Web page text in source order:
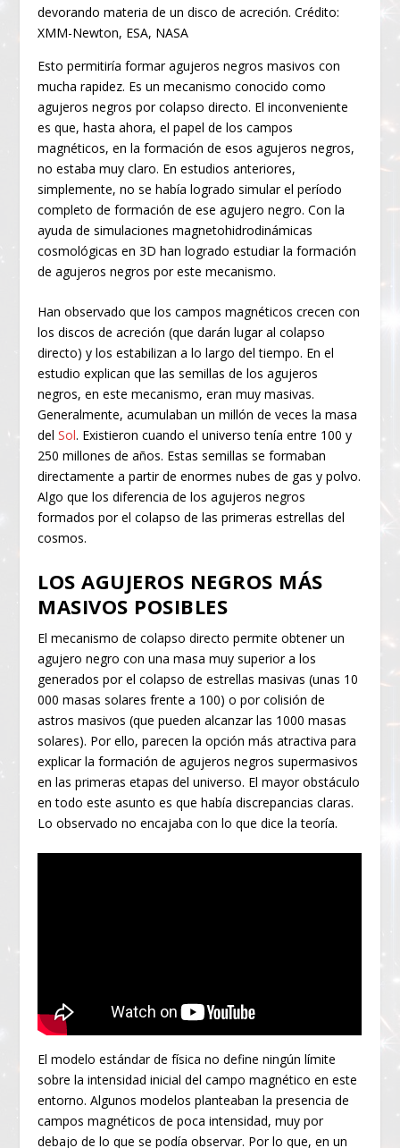
devorando materia de un disco de acreción. Crédito:
XMM-Newton, ESA, NASA
Esto permitiría formar agujeros negros masivos con
mucha rapidez. Es un mecanismo conocido como
agujeros negros por colapso directo. El inconveniente
es que, hasta ahora, el papel de los campos
magnéticos, en la formación de esos agujeros negros,
no estaba muy claro. En estudios anteriores,
simplemente, no se había logrado simular el período
completo de formación de ese agujero negro. Con la
ayuda de simulaciones magnetohidrodinámicas
cosmológicas en 3D han logrado estudiar la formación
de agujeros negros por este mecanismo.
Han observado que los campos magnéticos crecen con
los discos de acreción (que darán lugar al colapso
directo) y los estabilizan a lo largo del tiempo. En el
estudio explican que las semillas de los agujeros
negros, en este mecanismo, eran muy masivas.
Generalmente, acumulaban un millón de veces la masa
delSol. Existieron cuando el universo tenía entre 100 y
250 millones de años. Estas semillas se formaban
directamente a partir de enormes nubes de gas y polvo.
Algo que los diferencia de los agujeros negros
formados por el colapso de las primeras estrellas del
cosmos.
LOS AGUJEROS NEGROS MÁS
MASIVOS POSIBLES
El mecanismo de colapso directo permite obtener un
agujero negro con una masa muy superior a los
generados por el colapso de estrellas masivas (unas 10
000 masas solares frente a 100) o por colisión de
astros masivos (que pueden alcanzar las 1000 masas
solares). Por ello, parecen la opción más atractiva para
explicar la formación de agujeros negros supermasivos
en las primeras etapas del universo. El mayor obstáculo
en todo este asunto es que había discrepancias claras.
Lo observado no encajaba con lo que dice la teoría.
El modelo estándar de física no define ningún límite
sobre la intensidad inicial del campo magnético en este
entorno. Algunos modelos planteaban la presencia de
campos magnéticos de poca intensidad, muy por
debajo de lo que se podía observar. Por lo que, en un